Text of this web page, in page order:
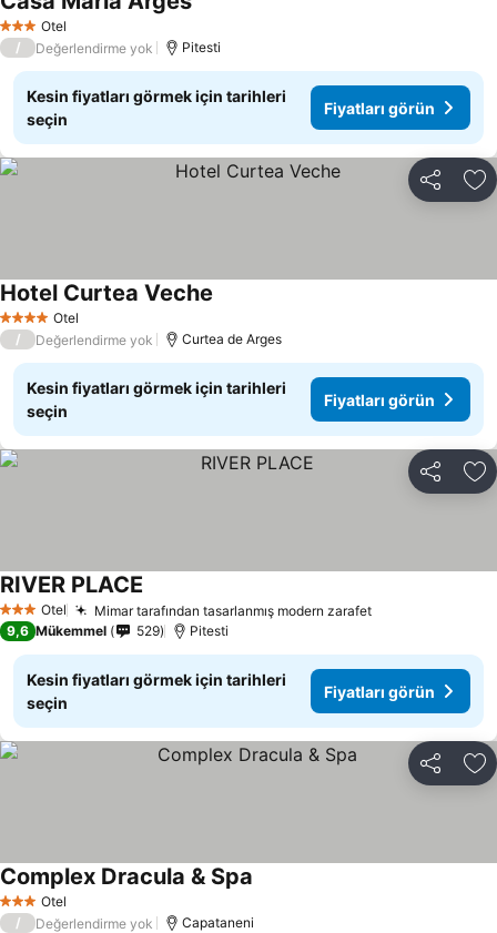
3 YıldızOtel
Fiyatları görün
/ Değerlendirme yok Pitesti
Kesin fiyatları görmek için tarihleri
seçin
Fiyatları görün
Paylaş
4 Yıldız Otel
Hotel Curtea Veche
/ Değerlendirme yok Curtea de Arges
Kesin fiyatları görmek için tarihleri
seçin
Fiyatları görün
Paylaş
3 YıldızOtel Mimar tarafından tasarlanmış modern zarafetFiyatları görün
RIVER PLACE
9,6 Mükemmel 529 Pitesti
Kesin fiyatları görmek için tarihleri
seçin
Fiyatları görün
Paylaş
3 YıldızOtel
Complex Dracula & Spa
/ Değerlendirme yok Capataneni